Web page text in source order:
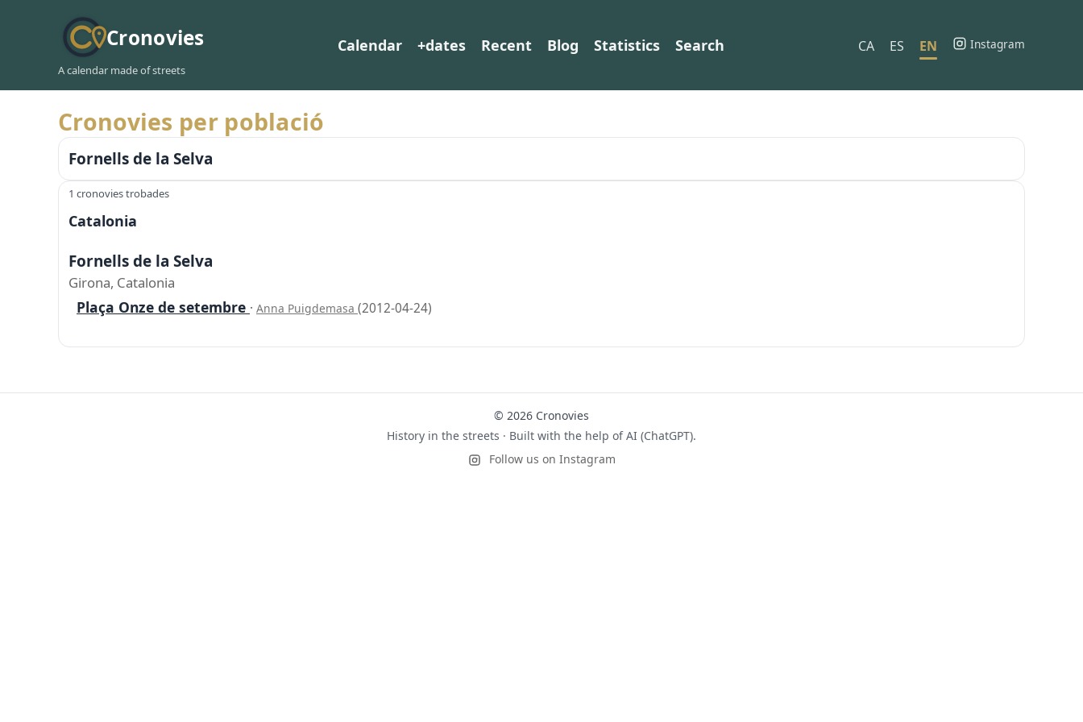
Cronovies
A calendar made of streets
Calendar +dates Recent Blog Statistics Search CA ES EN Instagram
Cronovies per població
Fornells de la Selva
1 cronovies trobades
Catalonia
Fornells de la Selva
Girona, Catalonia
Plaça Onze de setembre · Anna Puigdemasa (2012-04-24)
© 2026 Cronovies
History in the streets · Built with the help of AI (ChatGPT).
Follow us on Instagram